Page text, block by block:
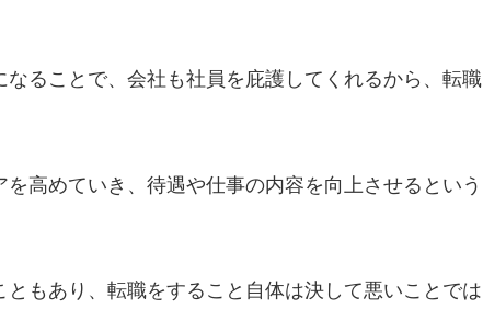
ることで、会社も社員を庇護してくれるから、転職
高めていき、待遇や仕事の内容を向上させるという
もあり、転職をすること自体は決して悪いことでは